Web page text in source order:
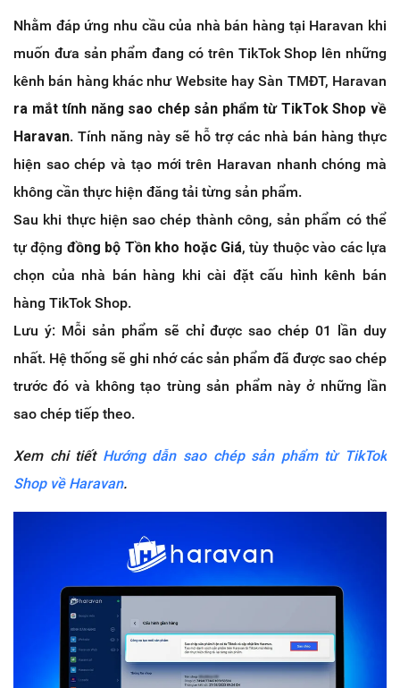
Nhằm đáp ứng nhu cầu của nhà bán hàng tại Haravan khi
muốn đưa sản phẩm đang có trên TikTok Shop lên những
kênh bán hàng khác như Website hay Sàn TMĐT, Haravan
ra mắt tính năng sao chép sản phẩm từ TikTok Shop về
Haravan. Tính năng này sẽ hỗ trợ các nhà bán hàng thực
hiện sao chép và tạo mới trên Haravan nhanh chóng mà
không cần thực hiện đăng tải từng sản phẩm.
Sau khi thực hiện sao chép thành công, sản phẩm có thể
tự động đồng bộ Tồn kho hoặc Giá, tùy thuộc vào các lựa
chọn của nhà bán hàng khi cài đặt cấu hình kênh bán
hàng TikTok Shop.
Lưu ý: Mỗi sản phẩm sẽ chỉ được sao chép 01 lần duy
nhất. Hệ thống sẽ ghi nhớ các sản phẩm đã được sao chép
trước đó và không tạo trùng sản phẩm này ở những lần
sao chép tiếp theo.
Xem chi tiết Hướng dẫn sao chép sản phẩm từ TikTok
Shop về Haravan.